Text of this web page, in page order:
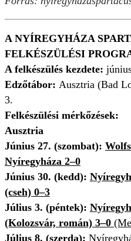
A NYÍREGYHÁZA
FELKÉSZÜLÉSI
A felkészülés kezdete:
Edzőtábor: Ausztria (Bad
3.
Felkészülési mérkőzések:
Ausztria
Június 27. (szombat):
Nyíregyháza 2–0
Június 30. (kedd):
(cseh) 0–3
Július 3. (péntek):
(Kolozsvár, román) 3–0
Július 8. (szerda):